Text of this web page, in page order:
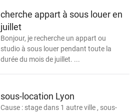
cherche appart à sous louer en
juillet
Bonjour, je recherche un appart ou
studio à sous louer pendant toute la
durée du mois de juillet. ...
sous-location Lyon
Cause : stage dans 1 autre ville , sous-